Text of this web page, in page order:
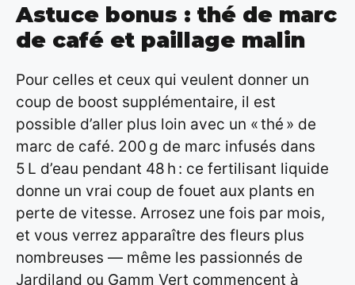
Astuce bonus : thé de marc
de café et paillage malin
Pour celles et ceux qui veulent donner un
coup de boost supplémentaire, il est
possible d’aller plus loin avec un « thé » de
marc de café. 200 g de marc infusés dans
5 L d’eau pendant 48 h : ce fertilisant liquide
donne un vrai coup de fouet aux plants en
perte de vitesse. Arrosez une fois par mois,
et vous verrez apparaître des fleurs plus
nombreuses — même les passionnés de
Jardiland ou Gamm Vert commencent à